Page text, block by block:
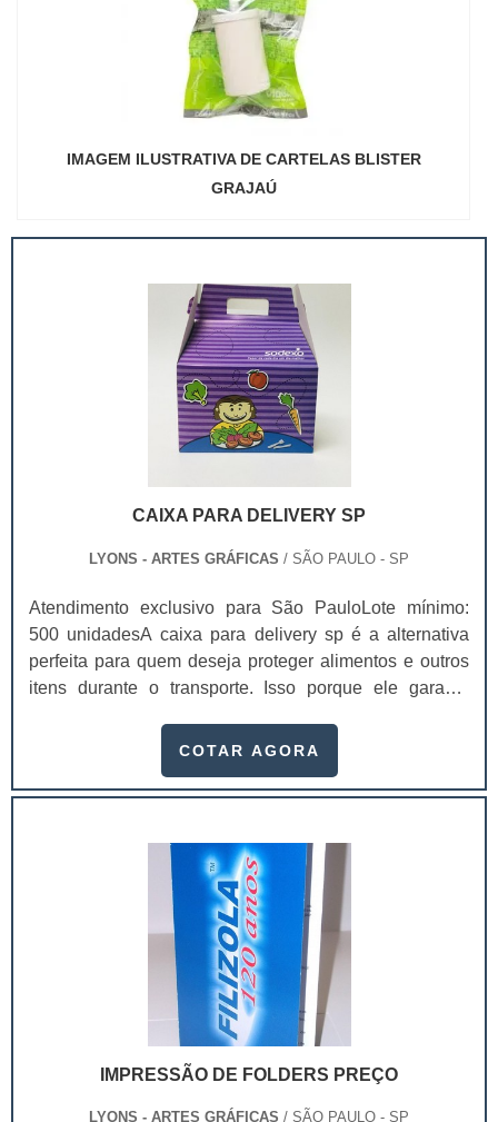
IMAGEM ILUSTRATIVA DE CARTELAS BLISTER
GRAJAÚ
CAIXA PARA DELIVERY SP
LYONS - ARTES GRÁFICAS / SÃO PAULO - SP
Atendimento exclusivo para São PauloLote mínimo:
500 unidadesA caixa para delivery sp é a alternativa
perfeita para quem deseja proteger alimentos e outros
itens durante o transporte. Isso porque ele garante
como a integridade e qualidade dos produtos,
dano.Essas caixas são desenvolvidas com materiais
ajudam o meio ambiente, já que não poluem a
natureza. Além disso, a entrega das embalagens para
as empresas é feita dentro do prazo e o design é feito
de acordo com as exigências dos clientes.Vantagens
das caixas para deliveryA caixa para delivery sp
oferece uma série de vantagens para os seus clientes,
como:Maior confiança do seu cliente;Produtos com alta
sofisticação;Serve como publicidade, divulgando os
contatos da empresa;Reduz custos na criação de
panfletos;Mantém a boa aparência dos produtos;Entre
outros benefícios.Essas embalagens são usadas em
COTAR AGORA
IMPRESSÃO DE FOLDERS PREÇO
LYONS - ARTES GRÁFICAS / SÃO PAULO - SP